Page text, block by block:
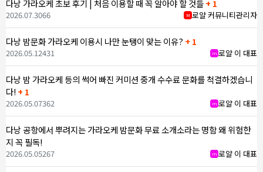
다낭 가라오케 초보 후기 | 처음 이용할 때 꼭 알아야 할 것들+ 1
M 로얄 커뮤니티관리자
2026.07.3066
다낭 밤문화 가라오케 이용시 나만 눈탱이 맞는 이유? + 1
m 로얄 이 대표
2026.05.12431
다낭 밤 가라오케 등의 썩어 빠진 커미션 중개 수수료 문화를 척결하겠습니
다! + 1
m 로얄 이 대표
2026.05.07362
다낭 공항에서 뿌려지는 가라오케 밤문화 무료 소개소라는 명함 왜 위험한
지 꼭 필독!
m 로얄 이 대표
2026.05.05267